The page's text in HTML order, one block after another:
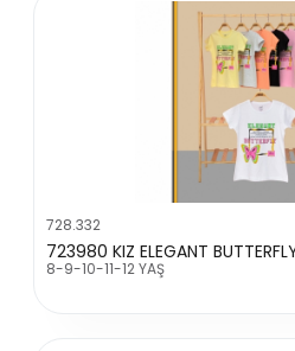
728.332
723980 KIZ ELEGANT
8-9-10-11-12 YAŞ